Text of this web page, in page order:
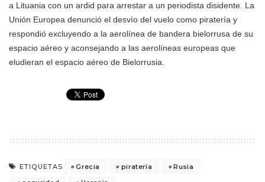
a Lituania con un ardid para arrestar a un periodista disidente. La
Unión Europea denunció el desvío del vuelo como piratería y
respondió excluyendo a la aerolínea de bandera bielorrusa de su
espacio aéreo y aconsejando a las aerolíneas europeas que
eludieran el espacio aéreo de Bielorrusia.
ETIQUETAS Grecia piratería
Rusia